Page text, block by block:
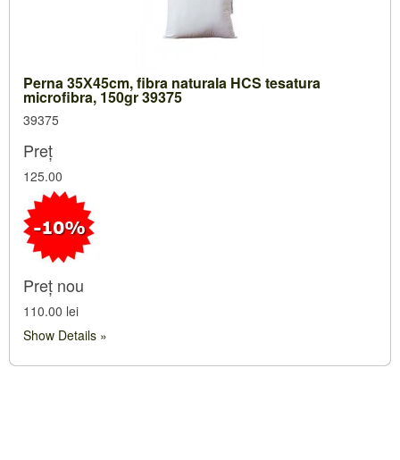
Perna 35Х45cm, fibra naturala HCS tesatura
microfibra, 150gr 39375
39375
Preț
125.00
Preț nou
110.00 lei
Show Details